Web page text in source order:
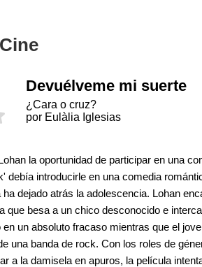
Devuélveme mi suerte
¿Cara o cruz?
por Eulàlia Iglesias
la oportunidad de participar en una
debía introducirle en una comedia
dejado atrás la adolescencia. Lohan
que besa a un chico desconocido e
un absoluto fracaso mientras que el
una banda de rock. Con los roles de
a la damisela en apuros, la película